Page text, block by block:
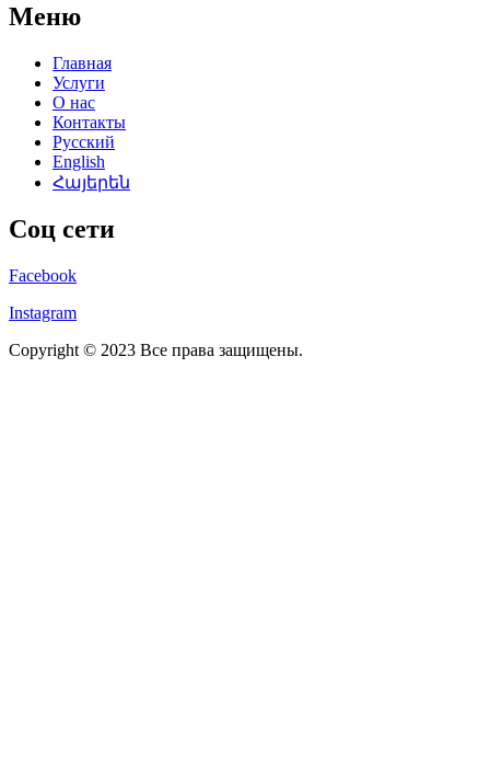
Меню
Главная
Услуги
О нас
Контакты
Русский
English
Հայերեն
Соц сети
Facebook
Instagram
Copyright © 2023 Все права защищены.